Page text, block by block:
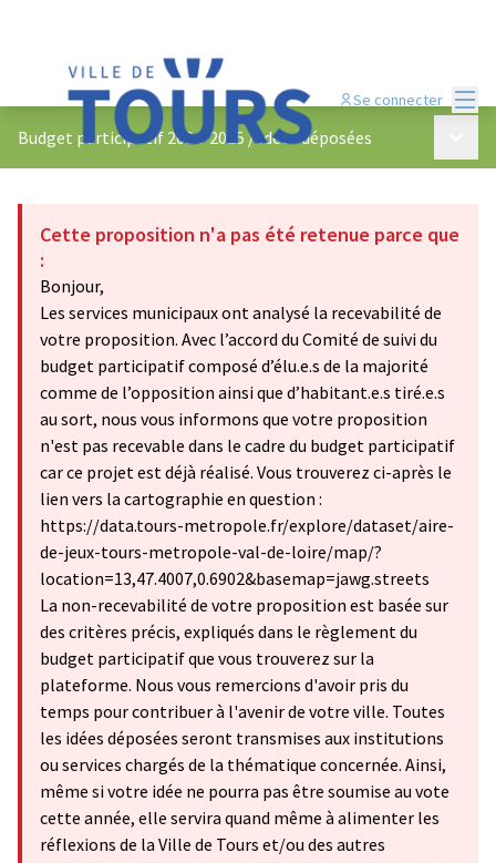
Se connecter
Budget participatif 2024-2025 /Idées déposées
Cette proposition n'a pas été retenue parce que
:
Bonjour,
Les services municipaux ont analysé la recevabilité de
votre proposition. Avec l’accord du Comité de suivi du
budget participatif composé d’élu.e.s de la majorité
comme de l’opposition ainsi que d’habitant.e.s tiré.e.s
au sort, nous vous informons que votre proposition
n'est pas recevable dans le cadre du budget participatif
car ce projet est déjà réalisé. Vous trouverez ci-après le
lien vers la cartographie en question :
https://data.tours-metropole.fr/explore/dataset/aire-
de-jeux-tours-metropole-val-de-loire/map/?
location=13,47.4007,0.6902&basemap=jawg.streets
La non-recevabilité de votre proposition est basée sur
des critères précis, expliqués dans le règlement du
budget participatif que vous trouverez sur la
plateforme. Nous vous remercions d'avoir pris du
temps pour contribuer à l'avenir de votre ville. Toutes
les idées déposées seront transmises aux institutions
ou services chargés de la thématique concernée. Ainsi,
même si votre idée ne pourra pas être soumise au vote
cette année, elle servira quand même à alimenter les
réflexions de la Ville de Tours et/ou des autres